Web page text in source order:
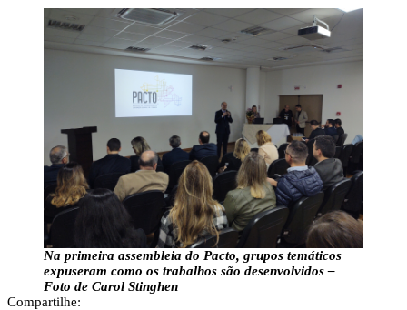
Na primeira assembleia do Pacto, grupos temáticos
expuseram como os trabalhos são desenvolvidos –
Foto de Carol Stinghen
Compartilhe: